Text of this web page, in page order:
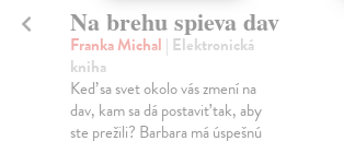
Na brehu spieva dav
Franka Michal | Elektronická
kniha
Keď sa svet okolo vás zmení na
dav, kam sa dá postaviť tak, aby
ste prežili? Barbara má úspešnú